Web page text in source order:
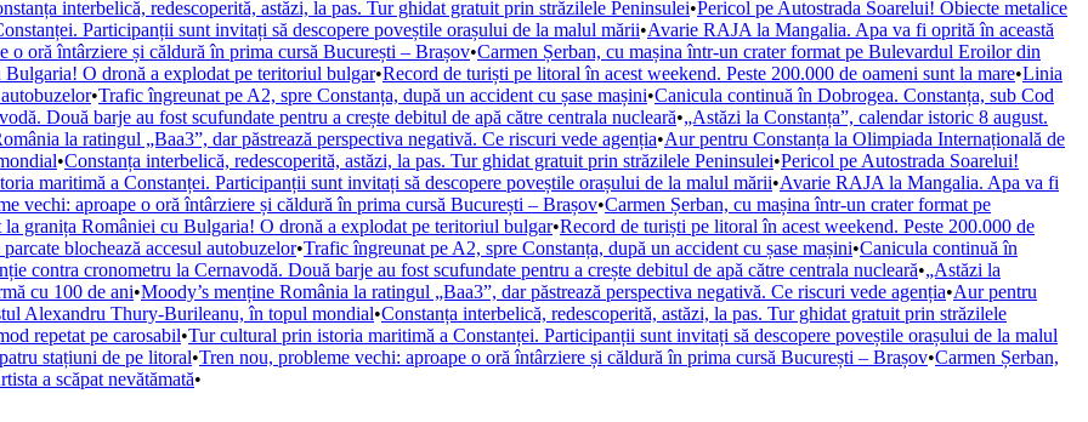
interbelică, redescoperită, astăzi, la pas. Tur ghidat gratuit prin străzilele Peninsulei•Pericol pe Autostrada Soarelui! Obiecte metalice
Participanții sunt invitați să descopere poveștile orașului de la malul mării•Avarie RAJA la Mangalia. Apa va fi oprită în această
o oră întârziere și căldură în prima cursă București – Brașov•Carmen Șerban, cu mașina într-un crater format pe Bulevardul Eroilor din
O dronă a explodat pe teritoriul bulgar•Record de turiști pe litoral în acest weekend. Peste 200.000 de oameni sunt la mare•Linia
•Trafic îngreunat pe A2, spre Constanța, după un accident cu șase mașini•Canicula continuă în Dobrogea. Constanța, sub Cod
Două barje au fost scufundate pentru a crește debitul de apă către centrala nucleară•„Astăzi la Constanța”, calendar istoric 8 august.
la ratingul „Baa3”, dar păstrează perspectiva negativă. Ce riscuri vede agenția•Aur pentru Constanța la Olimpiada Internațională de
•Constanța interbelică, redescoperită, astăzi, la pas. Tur ghidat gratuit prin străzilele Peninsulei•Pericol pe Autostrada Soarelui!
maritimă a Constanței. Participanții sunt invitați să descopere poveștile orașului de la malul mării•Avarie RAJA la Mangalia. Apa va fi
vechi: aproape o oră întârziere și căldură în prima cursă București – Brașov•Carmen Șerban, cu mașina într-un crater format pe
la granița României cu Bulgaria! O dronă a explodat pe teritoriul bulgar•Record de turiști pe litoral în acest weekend. Peste 200.000 de
blochează accesul autobuzelor•Trafic îngreunat pe A2, spre Constanța, după un accident cu șase mașini•Canicula continuă în
contra cronometru la Cernavodă. Două barje au fost scufundate pentru a crește debitul de apă către centrala nucleară•„Astăzi la
cu 100 de ani•Moody’s menține România la ratingul „Baa3”, dar păstrează perspectiva negativă. Ce riscuri vede agenția•Aur pentru
Alexandru Thury-Burileanu, în topul mondial•Constanța interbelică, redescoperită, astăzi, la pas. Tur ghidat gratuit prin străzilele
repetat pe carosabil•Tur cultural prin istoria maritimă a Constanței. Participanții sunt invitați să descopere poveștile orașului de la malul
stațiuni de pe litoral•Tren nou, probleme vechi: aproape o oră întârziere și căldură în prima cursă București – Brașov•Carmen Șerban,
a scăpat nevătămată•